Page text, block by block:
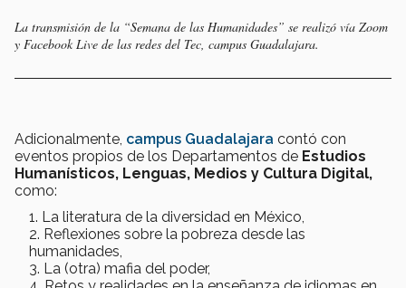
La transmisión de la “Semana de las Humanidades” se realizó vía Zoom
y Facebook Live de las redes del Tec, campus Guadalajara.
Adicionalmente, campus Guadalajara contó con
eventos propios de los Departamentos de Estudios
Humanísticos, Lenguas, Medios y Cultura Digital,
como:
La literatura de la diversidad en México,
Reflexiones sobre la pobreza desde las
humanidades,
La (otra) mafia del poder,